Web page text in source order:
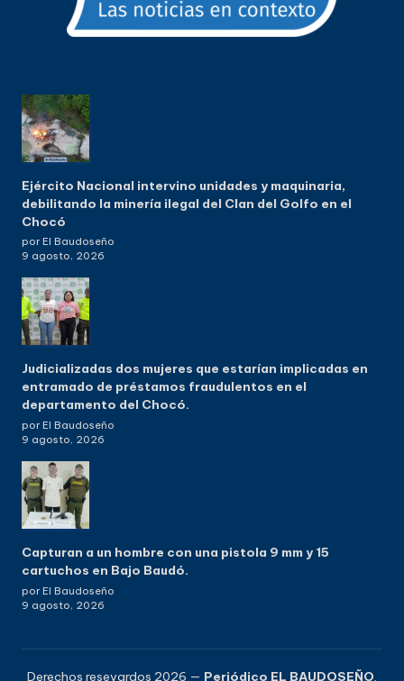
Ejército Nacional intervino unidades y maquinaria,
debilitando la minería ilegal del Clan del Golfo en el
Chocó
por El Baudoseño
9 agosto, 2026
Judicializadas dos mujeres que estarían implicadas en
entramado de préstamos fraudulentos en el
departamento del Chocó.
por El Baudoseño
9 agosto, 2026
Capturan a un hombre con una pistola 9 mm y 15
cartuchos en Bajo Baudó.
por El Baudoseño
9 agosto, 2026
Derechos resevardos 2026 — Periódico EL BAUDOSEÑO.